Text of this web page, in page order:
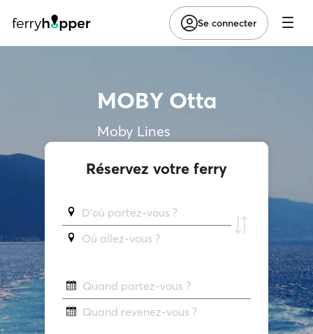
Se connecter
MOBY Otta
Moby Lines
Réservez votre ferry
D'où partez-vous ?
Où allez-vous ?
Quand partez-vous ?
Quand revenez-vous ?